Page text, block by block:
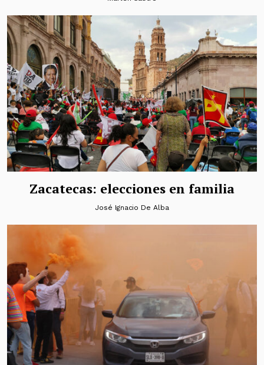
Zacatecas: elecciones en familia
José Ignacio De Alba